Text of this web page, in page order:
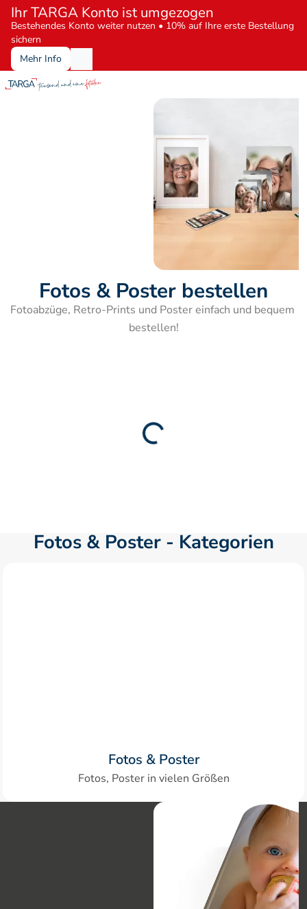
Ihr TARGA Konto ist umgezogen
Bestehendes Konto weiter nutzen • 10% auf Ihre erste Bestellung
sichern
Mehr Info
Fotos & Poster bestellen
Fotoabzüge, Retro-Prints und Poster einfach und bequem
bestellen!
Fotos & Poster - Kategorien
Fotos & Poster
Fotos, Poster in vielen Größen